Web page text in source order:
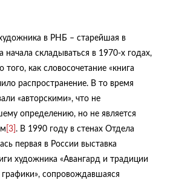
в РНБ – старейшая в
начала складываться в 1970-х годах,
того, как словосочетание «книга
распространение. В то время
«авторскими», что не
определению, но не является
[3] . В 1990 году в стенах Отдела
первая в России выставка
художника «Авангард и традиции
графики», сопровождавшаяся